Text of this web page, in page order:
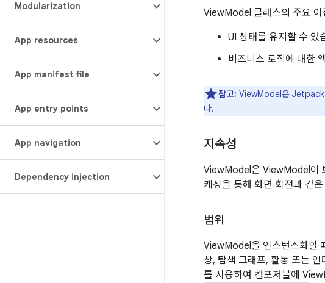
Modularization
App resources
App manifest file
App entry points
App navigation
Dependency injection
ViewModel 클래스의 주요
UI 상태를 유지할 수 있
비즈니스 로직에 대한
참고: ViewModel은
다.
지속성
ViewModel은 ViewModel이
캐싱을 통해 화면 회전과 같
범위
ViewModel을 인스턴스화할
상, 탐색 그래프, 활동 또는
를 사용하여 컴포저블에